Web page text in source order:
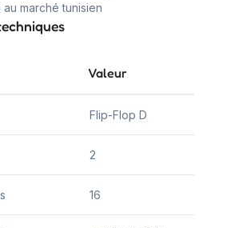
marché tunisien
Valeur
Flip-Flop D
2
16